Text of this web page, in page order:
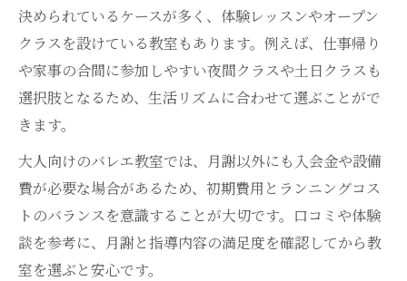
決められているケースが多く、体験レッスンやオープン
クラスを設けている教室もあります。例えば、仕事帰り
や家事の合間に参加しやすい夜間クラスや土日クラスも
選択肢となるため、生活リズムに合わせて選ぶことがで
きます。
大人向けのバレエ教室では、月謝以外にも入会金や設備
費が必要な場合があるため、初期費用とランニングコス
トのバランスを意識することが大切です。口コミや体験
談を参考に、月謝と指導内容の満足度を確認してから教
室を選ぶと安心です。